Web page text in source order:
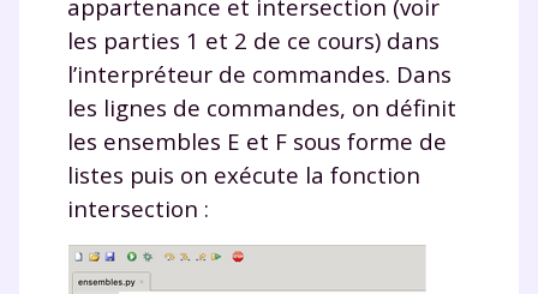
appartenance et intersection (voir
les parties 1 et 2 de ce cours) dans
l’interpréteur de commandes. Dans
les lignes de commandes, on définit
les ensembles E et F sous forme de
listes puis on exécute la fonction
intersection :
Testez gratuitement
pendant 24h notre
plateforme de soutien
scolaire !